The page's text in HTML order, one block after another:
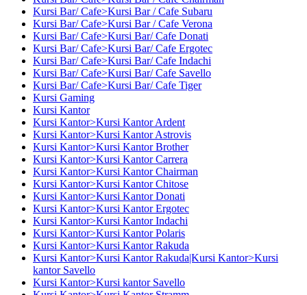
Kursi Bar/ Cafe>Kursi Bar / Cafe Subaru
Kursi Bar/ Cafe>Kursi Bar / Cafe Verona
Kursi Bar/ Cafe>Kursi Bar/ Cafe Donati
Kursi Bar/ Cafe>Kursi Bar/ Cafe Ergotec
Kursi Bar/ Cafe>Kursi Bar/ Cafe Indachi
Kursi Bar/ Cafe>Kursi Bar/ Cafe Savello
Kursi Bar/ Cafe>Kursi Bar/ Cafe Tiger
Kursi Gaming
Kursi Kantor
Kursi Kantor>Kursi Kantor Ardent
Kursi Kantor>Kursi Kantor Astrovis
Kursi Kantor>Kursi Kantor Brother
Kursi Kantor>Kursi Kantor Carrera
Kursi Kantor>Kursi Kantor Chairman
Kursi Kantor>Kursi Kantor Chitose
Kursi Kantor>Kursi Kantor Donati
Kursi Kantor>Kursi Kantor Ergotec
Kursi Kantor>Kursi Kantor Indachi
Kursi Kantor>Kursi Kantor Polaris
Kursi Kantor>Kursi Kantor Rakuda
Kursi Kantor>Kursi Kantor Rakuda|Kursi Kantor>Kursi
kantor Savello
Kursi Kantor>Kursi kantor Savello